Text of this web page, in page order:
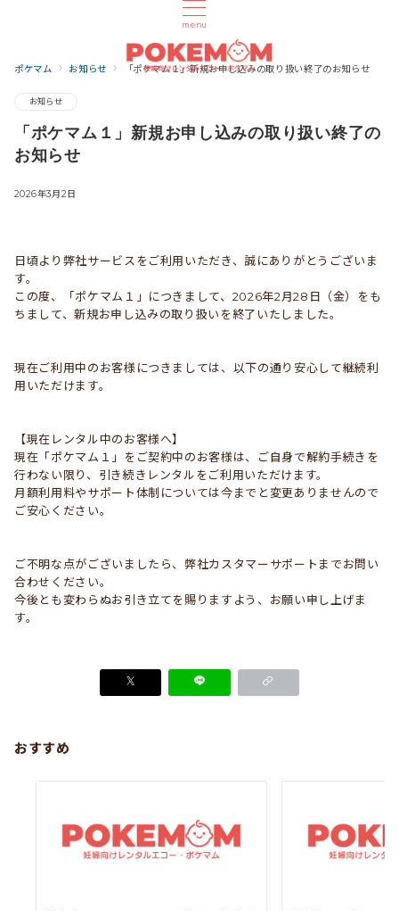
menu
ポケマム お知らせ 「ポケマム１」新規お申し込みの取り扱い終了のお知らせ
お知らせ
「ポケマム１」新規お申し込みの取り扱い終了の
お知らせ
2026年3月2日
日頃より弊社サービスをご利用いただき、誠にありがとうございま
す。
この度、「ポケマム１」につきまして、2026年2月28日（金）をも
ちまして、新規お申し込みの取り扱いを終了いたしました。
現在ご利用中のお客様につきましては、以下の通り安心して継続利
用いただけます。
【現在レンタル中のお客様へ】
現在「ポケマム１」をご契約中のお客様は、ご自身で解約手続きを
行わない限り、引き続きレンタルをご利用いただけます。
月額利用料やサポート体制については今までと変更ありませんので
ご安心ください。
ご不明な点がございましたら、弊社カスタマーサポートまでお問い
合わせください。
今後とも変わらぬお引き立てを賜りますよう、お願い申し上げま
す。
おすすめ